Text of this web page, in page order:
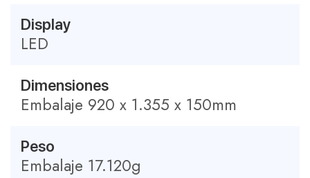
Display
LED
Dimensiones
Embalaje 920 x 1.355 x 150mm
Peso
Embalaje 17.120g